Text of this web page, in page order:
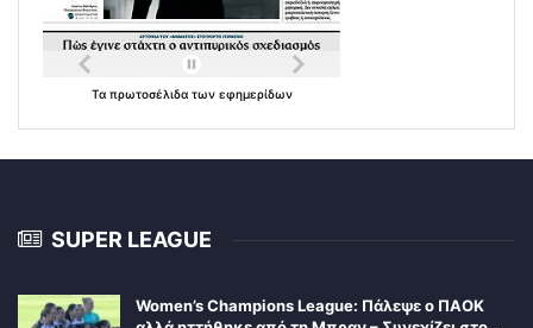
Τα πρωτοσέλιδα των εφημερίδων
SUPER LEAGUE
Women’s Champions League: Πάλεψε ο ΠΑΟΚ